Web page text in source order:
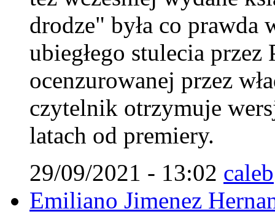
drodze" była co prawda
ubiegłego stulecia
ocenzurowanej przez
czytelnik otrzymuje
latach od premiery.
29/09/2021 - 13:02 caleb
Emiliano Jimenez